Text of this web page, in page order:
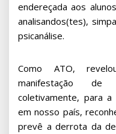
endereçada aos
analisandos(tes),
psicanálise.
Como ATO,
manifestação de
coletivamente, para
em nosso país,
prevê a derrota da